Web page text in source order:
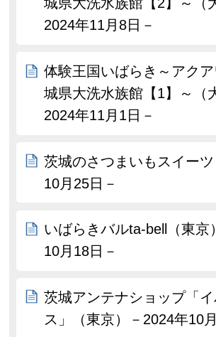
城県大洗水族館【2】～（
2024年11月8日－
体験王国いばらき～アク
城県大洗水族館【1】～（
2024年11月1日－
茨城のさつまいもスイー
10月25日－
いばらきバルta-bell（東京
10月18日－
茨城アンテナショップ「
ス」（東京）－2024年10